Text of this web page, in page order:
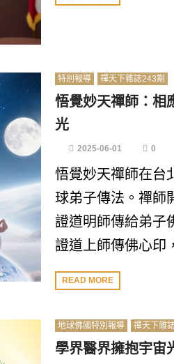
特別報導 禪天下雜誌243期
悟覺妙天禪師：
光
2025-06-01 0
悟覺妙天禪師在台
球弟子傳法。禪師
證道明師傳給弟子
證道上師傳佛心印
READ MORE
地球佛國特別報導 禪天下雜
學界醫界擁抱宇